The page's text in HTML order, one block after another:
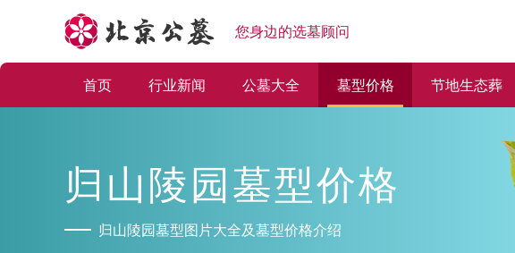
您身边的选墓顾问
首页 行业新闻 公墓大全 墓型价格 节地生态葬
归山陵园墓型价格
归山陵园墓型图片大全及墓型价格介绍